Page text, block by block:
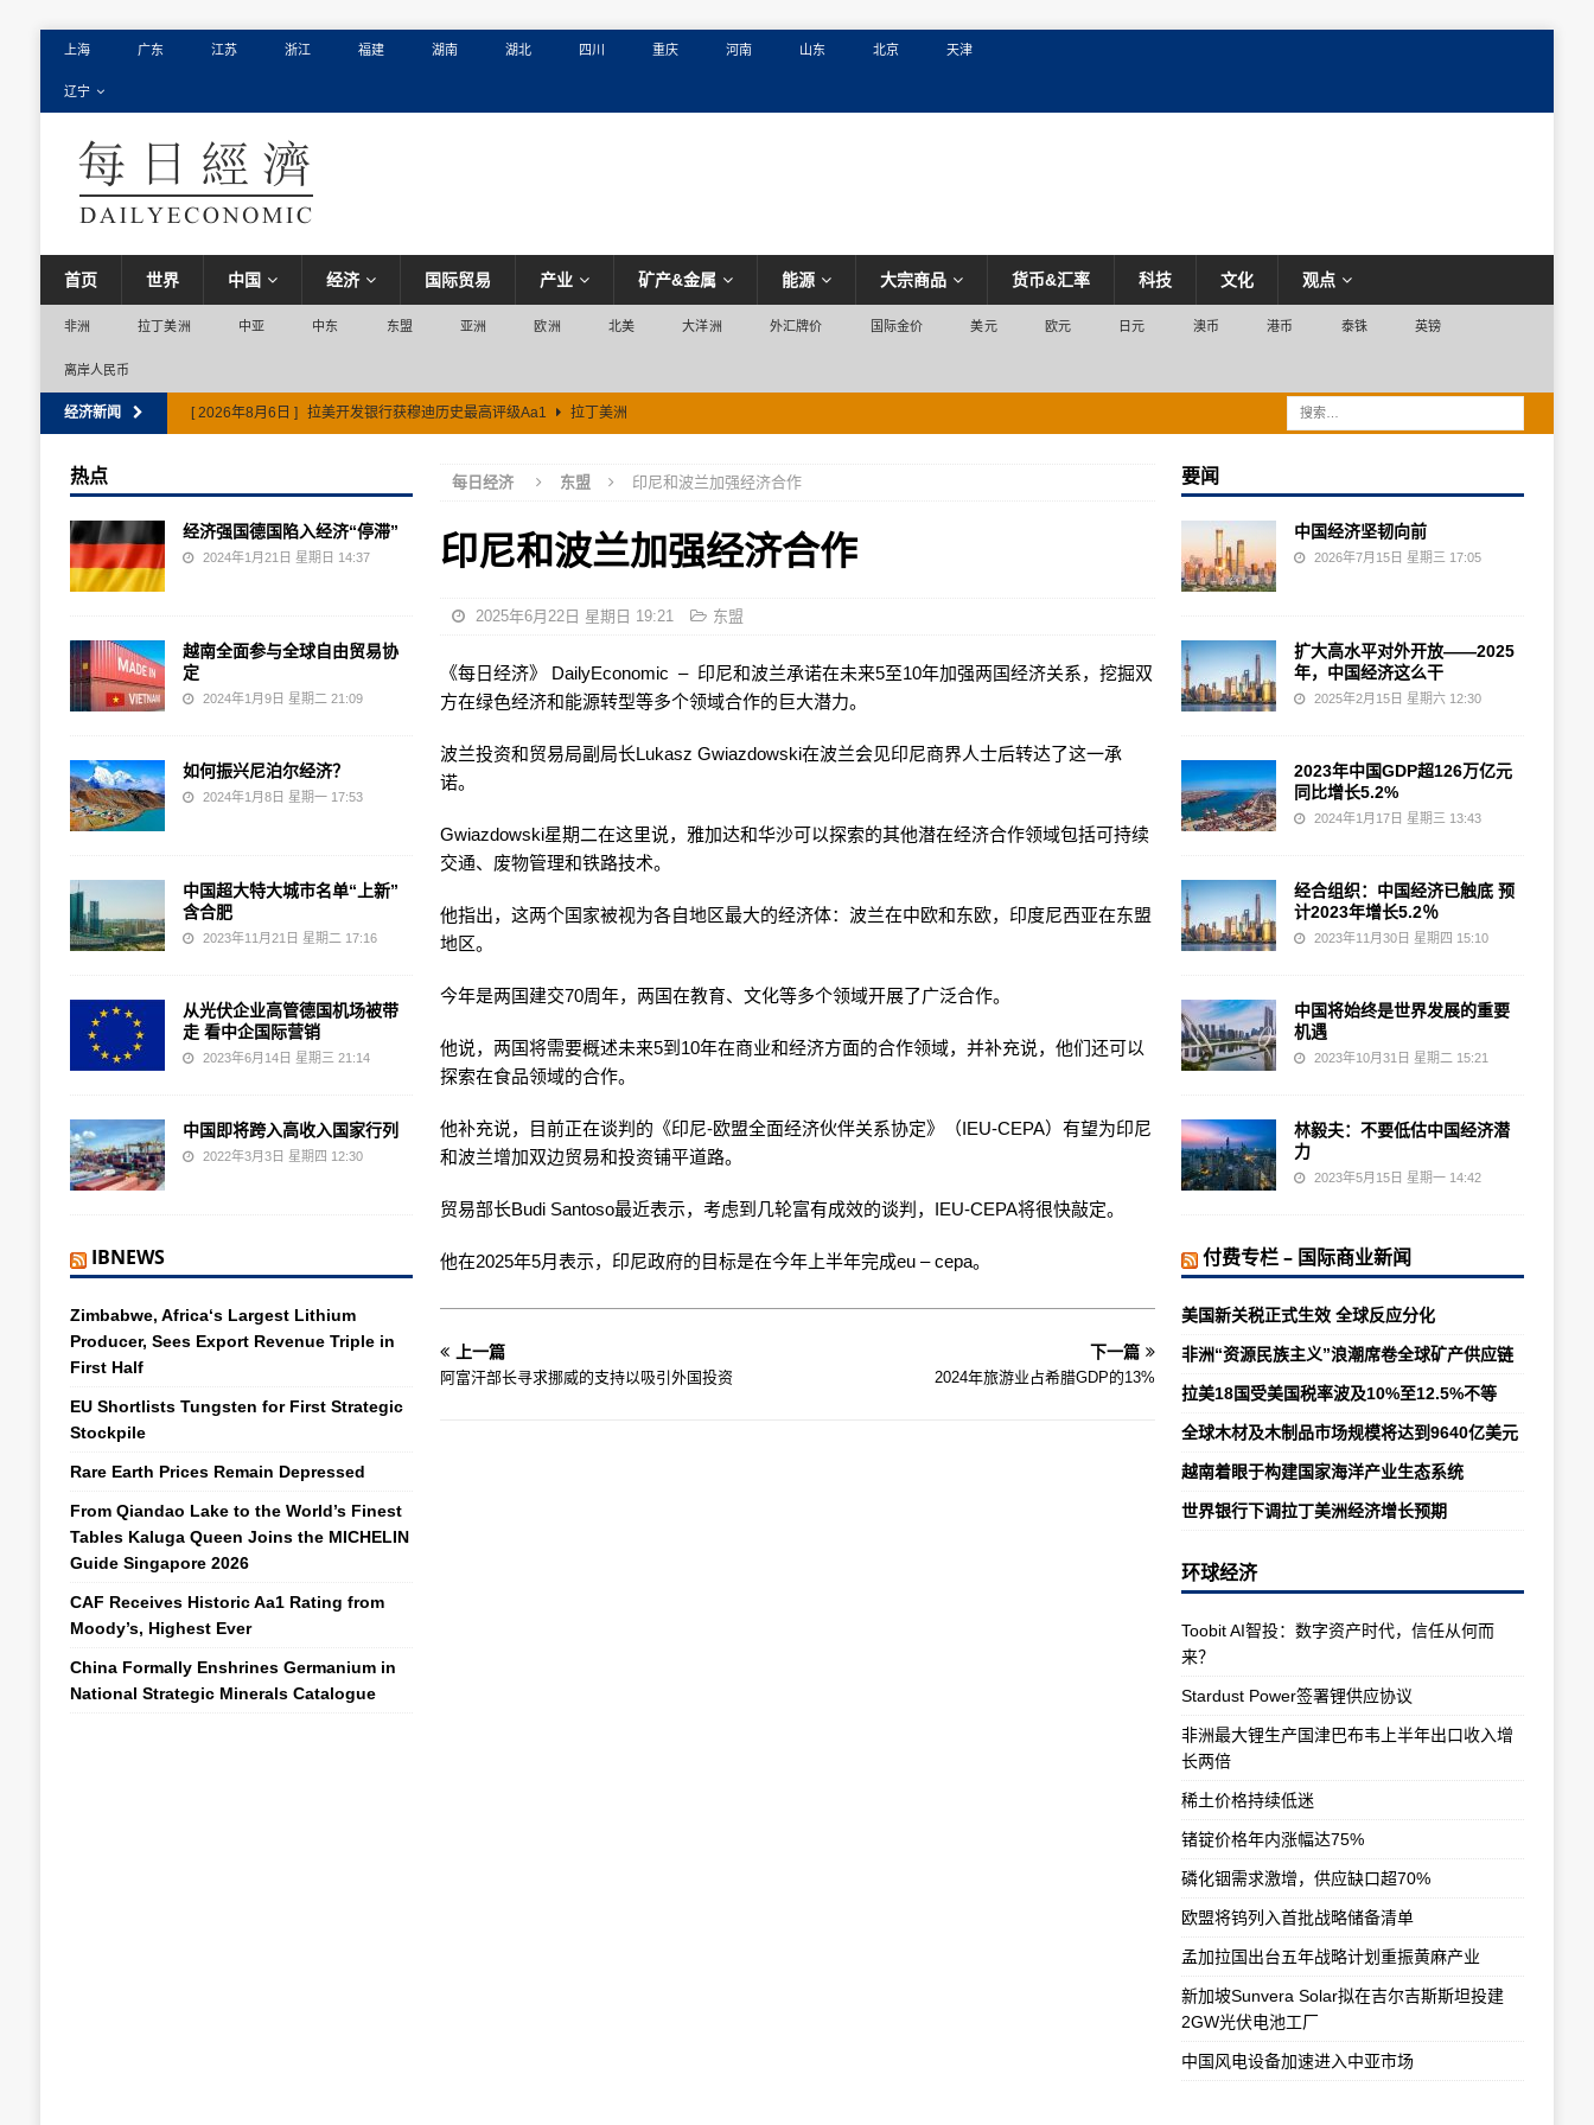
上海 广东 江苏 浙江 福建 湖南 湖北 四川 重庆 河南 山东 北京 天津
辽宁
首页 世界 中国 经济 国际贸易 产业 矿产&金属 能源 大宗商品 货币&汇率 科技 文化 观点
非洲 拉丁美洲 中亚 中东 东盟 亚洲 欧洲 北美 大洋洲 外汇牌价 国际金价 美元 欧元 日元 澳币 港币 泰铢 英镑
离岸人民币
经济新闻 [ 2026年8月6日 ] 拉美开发银行获穆迪历史最高评级Aa1 拉丁美洲
每日经济 东盟 印尼和波兰加强经济合作
印尼和波兰加强经济合作
2025年6月22日 星期日 19:21 东盟
《每日经济》 DailyEconomic – 印尼和波兰承诺在未来5至10年加强两国经济关系，挖掘双
方在绿色经济和能源转型等多个领域合作的巨大潜力。
波兰投资和贸易局副局长Lukasz Gwiazdowski在波兰会见印尼商界人士后转达了这一承
诺。
Gwiazdowski星期二在这里说，雅加达和华沙可以探索的其他潜在经济合作领域包括可持续
交通、废物管理和铁路技术。
他指出，这两个国家被视为各自地区最大的经济体：波兰在中欧和东欧，印度尼西亚在东盟
地区。
今年是两国建交70周年，两国在教育、文化等多个领域开展了广泛合作。
他说，两国将需要概述未来5到10年在商业和经济方面的合作领域，并补充说，他们还可以
探索在食品领域的合作。
他补充说，目前正在谈判的《印尼-欧盟全面经济伙伴关系协定》（IEU-CEPA）有望为印尼
和波兰增加双边贸易和投资铺平道路。
贸易部长Budi Santoso最近表示，考虑到几轮富有成效的谈判，IEU-CEPA将很快敲定。
他在2025年5月表示，印尼政府的目标是在今年上半年完成eu – cepa。
上一篇
阿富汗部长寻求挪威的支持以吸引外国投资
下一篇
2024年旅游业占希腊GDP的13%
热点
经济强国德国陷入经济“停滞”
2024年1月21日 星期日 14:37
越南全面参与全球自由贸易协
定
2024年1月9日 星期二 21:09
如何振兴尼泊尔经济？
2024年1月8日 星期一 17:53
中国超大特大城市名单“上新”
含合肥
2023年11月21日 星期二 17:16
从光伏企业高管德国机场被带
走 看中企国际营销
2023年6月14日 星期三 21:14
中国即将跨入高收入国家行列
2022年3月3日 星期四 12:30
IBNEWS
Zimbabwe, Africa‘s Largest Lithium
Producer, Sees Export Revenue Triple in
First Half
EU Shortlists Tungsten for First Strategic
Stockpile
Rare Earth Prices Remain Depressed
From Qiandao Lake to the World’s Finest
Tables Kaluga Queen Joins the MICHELIN
Guide Singapore 2026
CAF Receives Historic Aa1 Rating from
Moody’s, Highest Ever
China Formally Enshrines Germanium in
National Strategic Minerals Catalogue
要闻
中国经济坚韧向前
2026年7月15日 星期三 17:05
扩大高水平对外开放——2025
年，中国经济这么干
2025年2月15日 星期六 12:30
2023年中国GDP超126万亿元
同比增长5.2%
2024年1月17日 星期三 13:43
经合组织：中国经济已触底 预
计2023年增长5.2％
2023年11月30日 星期四 15:10
中国将始终是世界发展的重要
机遇
2023年10月31日 星期二 15:21
林毅夫：不要低估中国经济潜
力
2023年5月15日 星期一 14:42
付费专栏 – 国际商业新闻
美国新关税正式生效 全球反应分化
非洲“资源民族主义”浪潮席卷全球矿产供应链
拉美18国受美国税率波及10%至12.5%不等
全球木材及木制品市场规模将达到9640亿美元
越南着眼于构建国家海洋产业生态系统
世界银行下调拉丁美洲经济增长预期
环球经济
​Toobit AI智投：数字资产时代，信任从何而
来？
Stardust Power签署锂供应协议
非洲最大锂生产国津巴布韦上半年出口收入增
长两倍
稀土价格持续低迷
锗锭价格年内涨幅达75%
磷化铟需求激增，供应缺口超70%
欧盟将钨列入首批战略储备清单
孟加拉国出台五年战略计划重振黄麻产业
新加坡Sunvera Solar拟在吉尔吉斯斯坦投建
2GW光伏电池工厂
中国风电设备加速进入中亚市场